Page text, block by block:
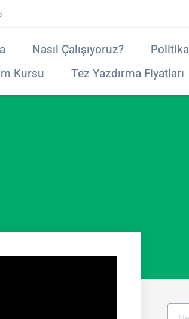
Nasıl Çalışıyoruz?
Kursu
Tez Yazdırma Fiyatları